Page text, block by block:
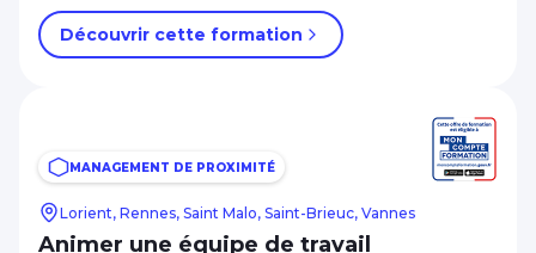
Ressources humaines
RSE
Sécurité Prévention Qualité Hygiène
Spécial dirigeant
Apprentissage, alternance, diplômant
Afficher plus
CAP, BEP - Niveau 3
BAC - Niveau 4
Découvrir cette formation
MANAGEMENT DE PROXIMITÉ
Lorient, Rennes, Saint Malo, Saint-Brieuc, Vannes
Animer une équipe de travail